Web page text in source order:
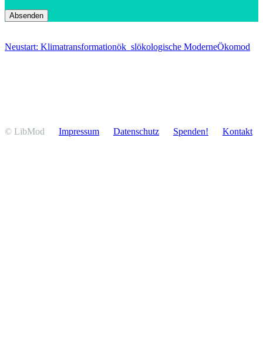
Neustart: Klimatransformationök_slökologische ModerneÖkomod
© LibMod Impressum Daten­schutz Spenden! Kontakt